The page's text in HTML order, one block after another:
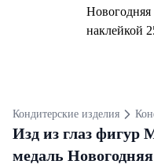
Кондитерские изделия
Изд из глаз
медаль